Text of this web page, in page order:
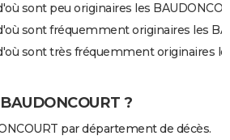
sont peu originaires les
sont fréquemment originaires les
sont très fréquemment originaires
?
par département de décès.